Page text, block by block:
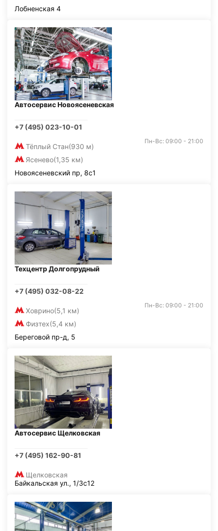
Лобненская 4
Автосервис Новоясеневская
+7 (495) 023-10-01
Тёплый Стан(930 м)
Ясенево(1,35 км)
Пн-Вс: 09:00 - 21:00
Новоясеневский пр, 8с1
Техцентр Долгопрудный
+7 (495) 032-08-22
Ховрино(5,1 км)
Физтех(5,4 км)
Пн-Вс: 09:00 - 21:00
Береговой пр-д, 5
Автосервис Щелковская
+7 (495) 162-90-81
Щелковская
Байкальская ул., 1/3с12